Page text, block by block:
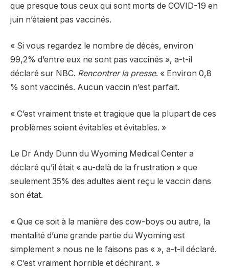
que presque tous ceux qui sont morts de COVID-19 en
juin n’étaient pas vaccinés.
« Si vous regardez le nombre de décès, environ
99,2% d’entre eux ne sont pas vaccinés », a-t-il
déclaré sur NBC. Rencontrer la presse. « Environ 0,8
% sont vaccinés. Aucun vaccin n’est parfait.
« C’est vraiment triste et tragique que la plupart de ces
problèmes soient évitables et évitables. »
Le Dr Andy Dunn du Wyoming Medical Center a
déclaré qu’il était « au-delà de la frustration » que
seulement 35% des adultes aient reçu le vaccin dans
son état.
« Que ce soit à la manière des cow-boys ou autre, la
mentalité d’une grande partie du Wyoming est
simplement » nous ne le faisons pas « », a-t-il déclaré.
« C’est vraiment horrible et déchirant. »